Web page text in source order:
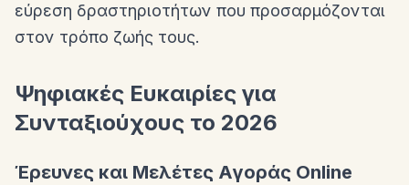
εύρεση δραστηριοτήτων που προσαρμόζονται
στον τρόπο ζωής τους.
Ψηφιακές Ευκαιρίες για
Συνταξιούχους το 2026
Έρευνες και Μελέτες Αγοράς Online